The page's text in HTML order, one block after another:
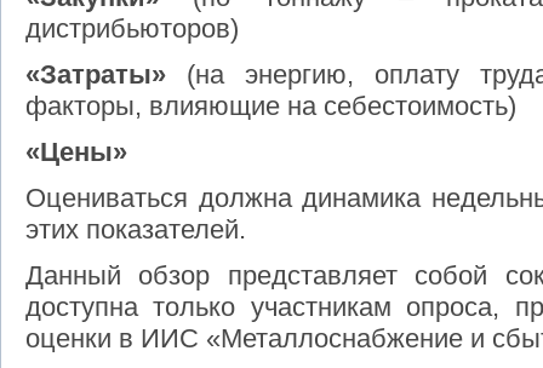
дистрибьюторов)
«Затраты» (на энергию, оплату
факторы, влияющие на себестоимость)
«Цены»
Оцениваться должна динамика
этих показателей.
Данный обзор представляет собой
доступна только участникам опроса,
оценки в ИИС «Металлоснабжение и